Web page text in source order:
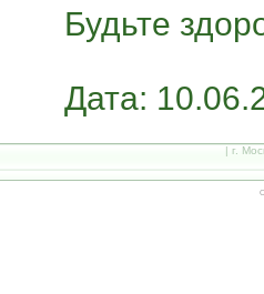
Будьте
Дата:
| г.